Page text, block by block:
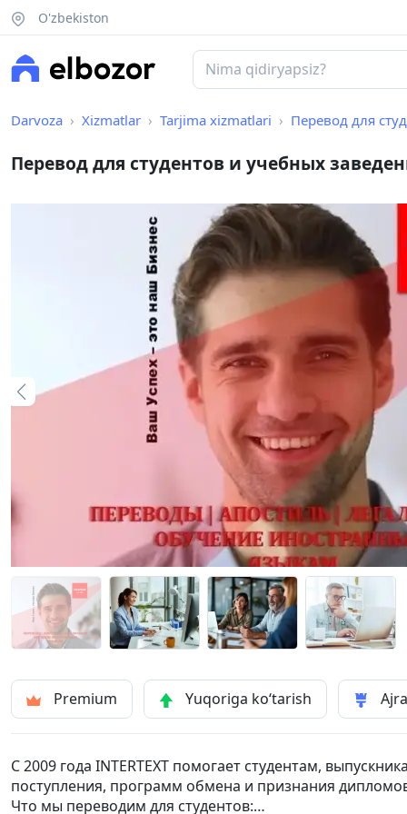
O'zbekiston
Darvoza Xizmatlar Tarjima xizmatlari Перевод для
Перевод для студентов и учебных
Premium Yuqoriga ko‘tarish
С 2009 года INTERTEXT помогает студентам,
поступления, программ обмена и признания
Что мы переводим для студентов: